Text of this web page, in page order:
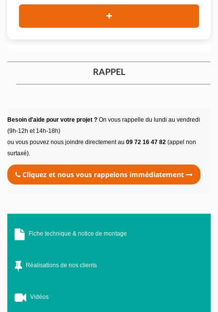
RAPPEL
Besoin d'aide pour votre projet ? On vous rappelle du lundi au vendredi
(9h-12h et 14h-18h)
ou vous pouvez nous joindre directement au 09 72 16 47 82 (appel non
surtaxé).
Cliquez et nous vous rappelons immédiatement
Fiche technique & notice de montage
Réalisations de nos clients
Vidéos